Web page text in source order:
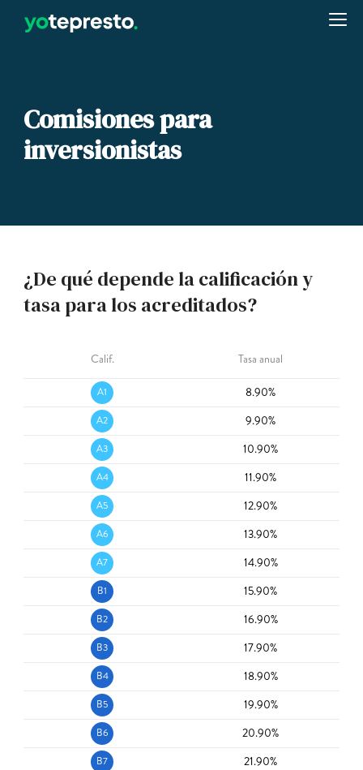
Comisiones para
inversionistas
¿De qué depende la calificación y
tasa para los acreditados?
Calif. Tasa anual
A1 8.90%
B1 15.90%
A2 9.90%
B2 16.90%
A3 10.90%
B3 17.90%
A4 11.90%
B4 18.90%
A5 12.90%
B5 19.90%
A6 13.90%
B6 20.90%
A7 14.90%
B7 21.90%